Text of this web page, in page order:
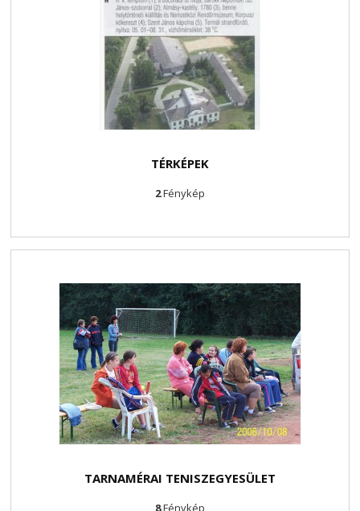
TÉRKÉPEK
2Fénykép
TARNAMÉRAI TENISZEGYESÜLET
8Fénykép